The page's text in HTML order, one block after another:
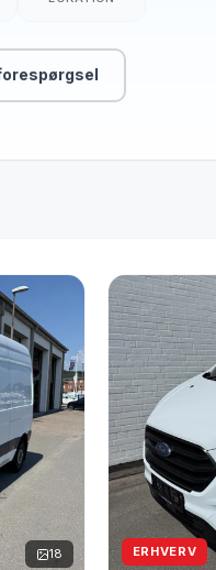
18 ERHVERV